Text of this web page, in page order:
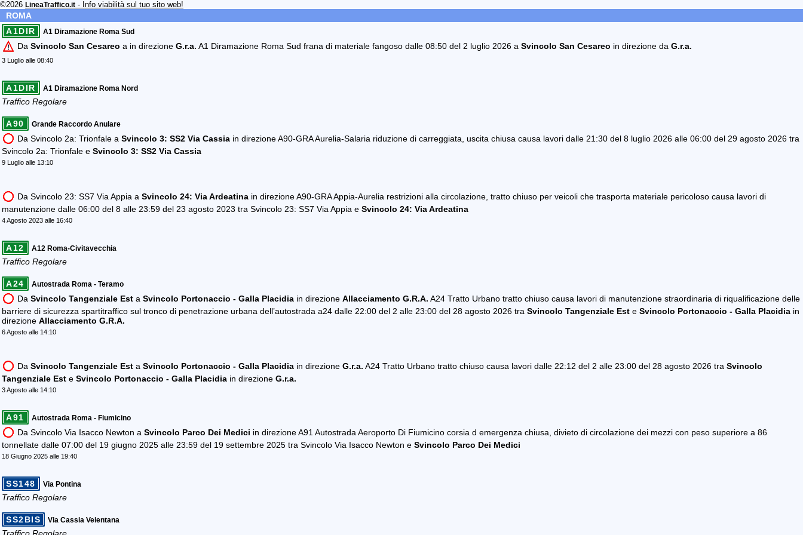
©2026 LineaTraffico.it - Info viabilità sul tuo sito web!
ROMA
A1DIR
A1 Diramazione Roma Sud
Da Svincolo San Cesareo a in direzione G.r.a. A1 Diramazione Roma Sud frana di materiale fangoso dalle 08:50 del 2 luglio 2026 a Svincolo San Cesareo in direzione da G.r.a.
3 Luglio alle 08:40
A1DIR A1 Diramazione Roma Nord
Traffico Regolare
A90 Grande Raccordo Anulare
Da Svincolo 2a: Trionfale a Svincolo 3: SS2 Via Cassia in direzione A90-GRA Aurelia-Salaria riduzione di carreggiata, uscita chiusa causa lavori dalle 21:30 del 8 luglio 2026 alle 06:00 del 29 agosto 2026 tra
Svincolo 2a: Trionfale e Svincolo 3: SS2 Via Cassia
9 Luglio alle 13:10
Da Svincolo 23: SS7 Via Appia a Svincolo 24: Via Ardeatina in direzione A90-GRA Appia-Aurelia restrizioni alla circolazione, tratto chiuso per veicoli che trasporta materiale pericoloso causa lavori di
manutenzione dalle 06:00 del 8 alle 23:59 del 23 agosto 2023 tra Svincolo 23: SS7 Via Appia e Svincolo 24: Via Ardeatina
4 Agosto 2023 alle 16:40
A12 A12 Roma-Civitavecchia
Traffico Regolare
A24 Autostrada Roma - Teramo
Da Svincolo Tangenziale Est a Svincolo Portonaccio - Galla Placidia in direzione Allacciamento G.R.A. A24 Tratto Urbano tratto chiuso causa lavori di manutenzione straordinaria di riqualificazione delle
barriere di sicurezza spartitraffico sul tronco di penetrazione urbana dell’autostrada a24 dalle 22:00 del 2 alle 23:00 del 28 agosto 2026 tra Svincolo Tangenziale Est e Svincolo Portonaccio - Galla Placidia in
direzione Allacciamento G.R.A.
6 Agosto alle 14:10
Da Svincolo Tangenziale Est a Svincolo Portonaccio - Galla Placidia in direzione G.r.a. A24 Tratto Urbano tratto chiuso causa lavori dalle 22:12 del 2 alle 23:00 del 28 agosto 2026 tra Svincolo
Tangenziale Est e Svincolo Portonaccio - Galla Placidia in direzione G.r.a.
3 Agosto alle 14:10
A91 Autostrada Roma - Fiumicino
Da Svincolo Via Isacco Newton a Svincolo Parco Dei Medici in direzione A91 Autostrada Aeroporto Di Fiumicino corsia d emergenza chiusa, divieto di circolazione dei mezzi con peso superiore a 86
tonnellate dalle 07:00 del 19 giugno 2025 alle 23:59 del 19 settembre 2025 tra Svincolo Via Isacco Newton e Svincolo Parco Dei Medici
18 Giugno 2025 alle 19:40
SS148 Via Pontina
Traffico Regolare
SS2BIS Via Cassia Veientana